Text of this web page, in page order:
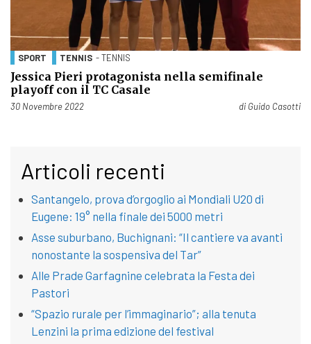
SPORT TENNIS - TENNIS
Jessica Pieri protagonista nella semifinale
playoff con il TC Casale
Pubblicato il
30 Novembre 2022 di Guido Casotti
Articoli recenti
Santangelo, prova d’orgoglio ai Mondiali U20 di
Eugene: 19° nella finale dei 5000 metri
Asse suburbano, Buchignani: “Il cantiere va avanti
nonostante la sospensiva del Tar”
Alle Prade Garfagnine celebrata la Festa dei
Pastori
“Spazio rurale per l’immaginario”; alla tenuta
Lenzini la prima edizione del festival